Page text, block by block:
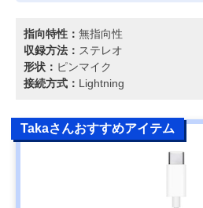
指向特性： 無指向性
収録方法： ステレオ
形状： ピンマイク
接続方式： Lightning
Takaさんおすすめアイテム